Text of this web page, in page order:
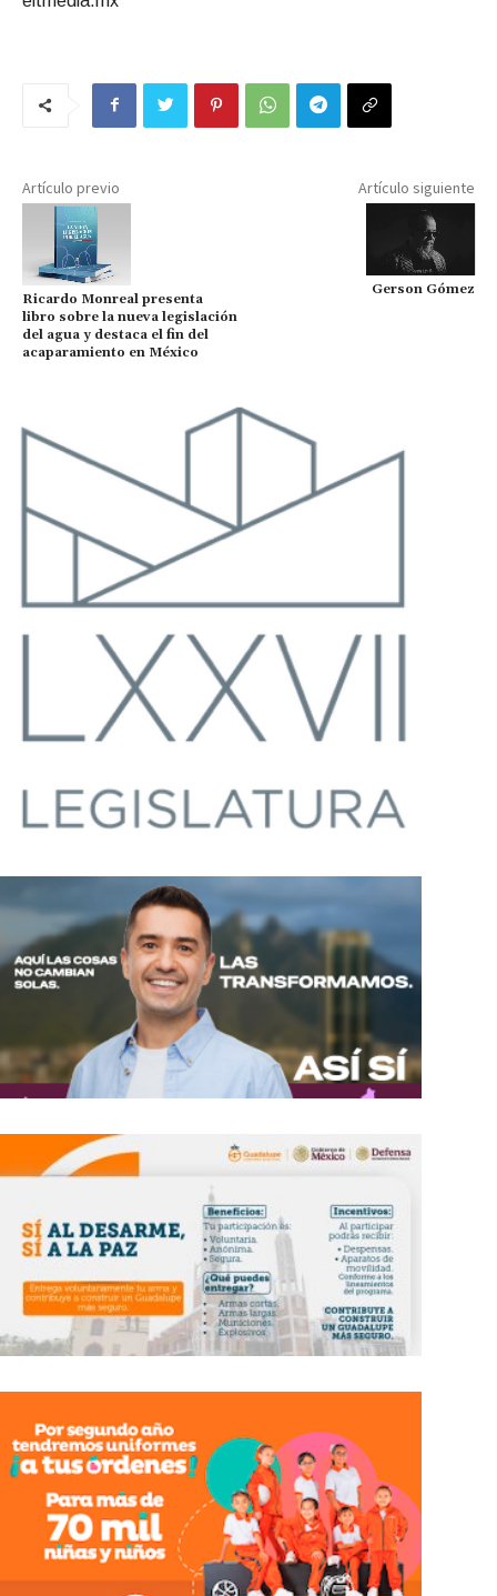
Artículo previo
Ricardo Monreal presenta
libro sobre la nueva legislación
del agua y destaca el fin del
acaparamiento en México
Artículo siguiente
Gerson Gómez